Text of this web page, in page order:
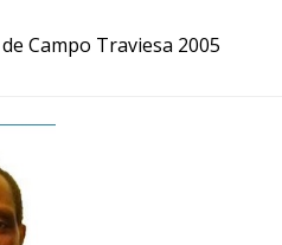
Campo Traviesa 2005